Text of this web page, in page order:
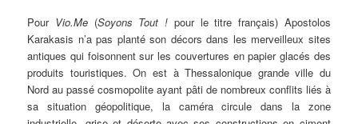
Pour Vio.Me(Soyons Tout ! pour le titre français) Apostolos
Karakasis n’a pas planté son décors dans les merveilleux sites
antiques qui foisonnent sur les couvertures en papier glacés des
produits touristiques. On est à Thessalonique grande ville du
Nord au passé cosmopolite ayant pâti de nombreux conflits liés à
sa situation géopolitique, la caméra circule dans la zone